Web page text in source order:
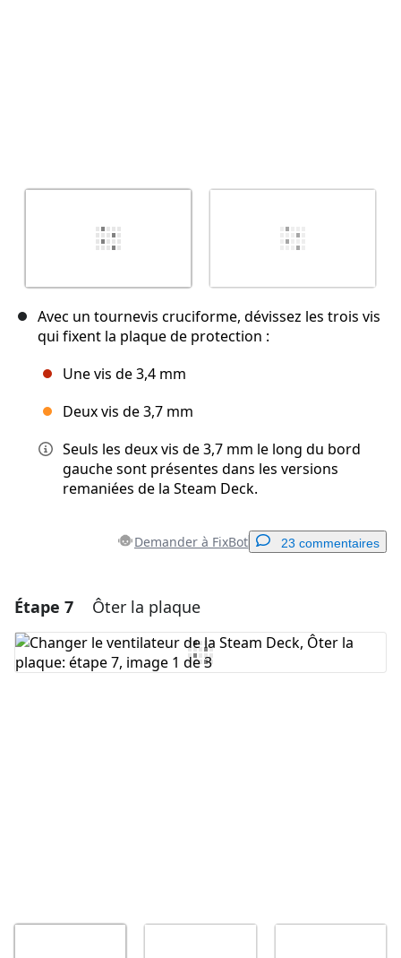
Avec un tournevis cruciforme, dévissez les trois vis
qui fixent la plaque de protection :
Une vis de 3,4 mm
Deux vis de 3,7 mm
Seuls les deux vis de 3,7 mm le long du bord
gauche sont présentes dans les versions
remaniées de la Steam Deck.
Demander à FixBot 23 commentaires
Ajouter un commentaire
Ajouter un commentaire
Étape 7 Ôter la plaque